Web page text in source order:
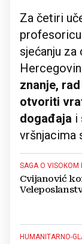
Za četiri
sjećanju
znanje,
otvoriti
događaja i
vršnjacima
SAGA O VISOKOM
Cvijanović
HUMANITARNO-